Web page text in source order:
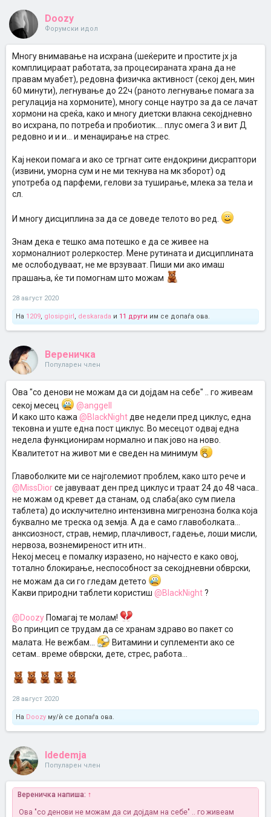
Doozy
Форумски идол
Многу внимавање на исхрана (шеќерите и простите јх ја
комплицираат работата, за процесираната храна да не
правам муабет), редовна физичка активност (секој ден, мин
60 минути), легнување до 22ч (раното легнување помага за
регулација на хормоните), многу сонце наутро за да се лачат
хормони на среќа, како и многу диетски влакна секојдневно
во исхрана, по потреба и пробиотик.... плус омега 3 и вит Д
редовно и и и... и менаџирање на стрес.
Кај некои помага и ако се тргнат сите ендокрини дисраптори
(извини, уморна сум и не ми текнува на мк зборот) од
употреба од парфеми, гелови за туширање, млека за тела и
сл.
И многу дисциплина за да се доведе телото во ред.
Знам дека е тешко ама потешко е да се живее на
хормоналниот ролеркостер. Мене рутината и дисциплината
ме ослободуваат, не ме врзуваат. Пиши ми ако имаш
прашања, ќе ти помогнам што можам
28 август 2020
На 1209, glosipgirl, deskarada и 11 други им се допаѓа ова.
Вереничка
Популарен член
Ова "со денови не можам да си дојдам на себе" .. го живеам
секој месец
@anggell
И како што кажа @BlackNight две недели пред циклус, една
тековна и уште една пост циклус. Во месецот одвај една
недела функционирам нормално и пак јово на ново.
Квалитетот на живот ми е сведен на минимум
Главоболките ми се најголемиот проблем, како што рече и
@MissDiorсе јавуваат ден пред циклус и траат 24 до 48 часа..
не можам од кревет да станам, од слаба(ако сум пиела
таблета) до исклучително интензивна мигренозна болка која
буквално ме треска од земја. А да е само главоболката...
анксиозност, страв, немир, плачливост, гадење, лоши мисли,
нервоза, вознемиреност итн итн..
Некој месец е помалку изразено, но најчесто е како овој,
тотално блокирање, неспособност за секојдневни обврски,
не можам да си го гледам детето
Какви природни таблети користиш @BlackNight?
@Doozy Помагај те молам!
Во принцип се трудам да се хранам здраво во пакет со
малата. Не вежбам...
Витамини и суплементи ако се
сетам.. време обврски, дете, стрес, работа...
28 август 2020
На Doozy му/ѝ се допаѓа ова.
Idedemja
Популарен член
Вереничка напиша: ↑
Ова "со денови не можам да си дојдам на себе" .. го живеам